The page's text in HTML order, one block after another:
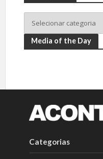
Media of the Day
Categorias